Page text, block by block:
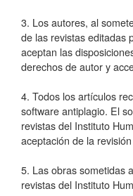
3. Los autores, al
de las revistas editadas
aceptan las
derechos de autor y
4. Todos los artículos
software antiplagio. El
revistas del Instituto
aceptación de la
5. Las obras sometidas
revistas del Instituto